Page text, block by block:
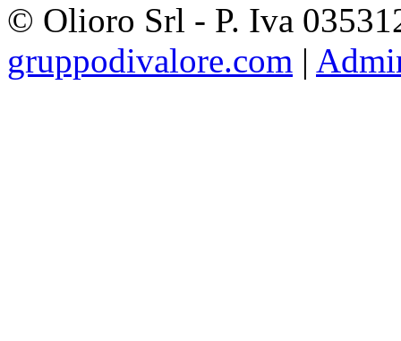
© Olioro Srl - P. Iva
gruppodivalore.com |